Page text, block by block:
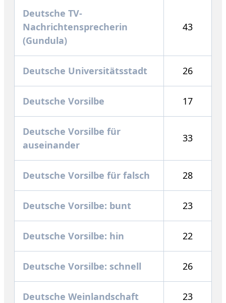
Deutsche TV-
Nachrichtensprecherin
(Gundula)
43
Deutsche Universitätsstadt 26
Deutsche Vorsilbe 17
Deutsche Vorsilbe für
auseinander
33
Deutsche Vorsilbe für falsch 28
Deutsche Vorsilbe: bunt 23
Deutsche Vorsilbe: hin 22
Deutsche Vorsilbe: schnell 26
Deutsche Weinlandschaft 23